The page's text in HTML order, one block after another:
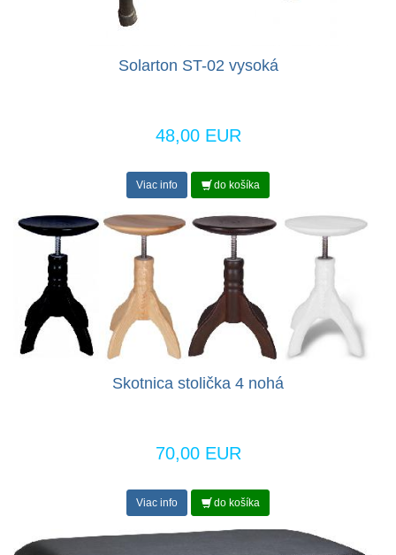
Solarton ST-02 vysoká
48,00 EUR
Viac info do košíka
Skotnica stolička 4 nohá
70,00 EUR
Viac info do košíka